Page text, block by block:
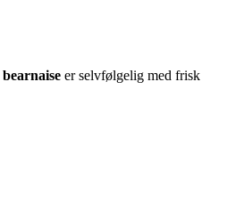
bearnaise er selvfølgelig med frisk